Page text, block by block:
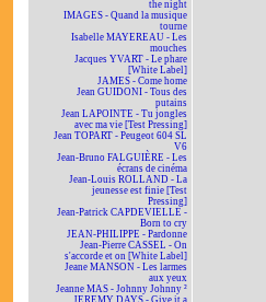
the night
IMAGES - Quand la musique
tourne
Isabelle MAYEREAU - Les
mouches
Jacques YVART - Le phare
[White Label]
JAMES - Come home
Jean GUIDONI - Tous des
putains
Jean LAPOINTE - Tu jongles
avec ma vie [Test Pressing]
Jean TOPART - Peugeot 604 SL
V6
Jean-Bruno FALGUIÈRE - Les
écrans de cinéma
Jean-Louis ROLLAND - La
jeunesse est finie [Test
Pressing]
Jean-Patrick CAPDEVIELLE -
Born to cry
JEAN-PHILIPPE - Pardonne
Jean-Pierre CASSEL - On
s'accorde et on [White Label]
Jeane MANSON - Les larmes
aux yeux
Jeanne MAS - Johnny Johnny ²
JEREMY DAYS - Give it a